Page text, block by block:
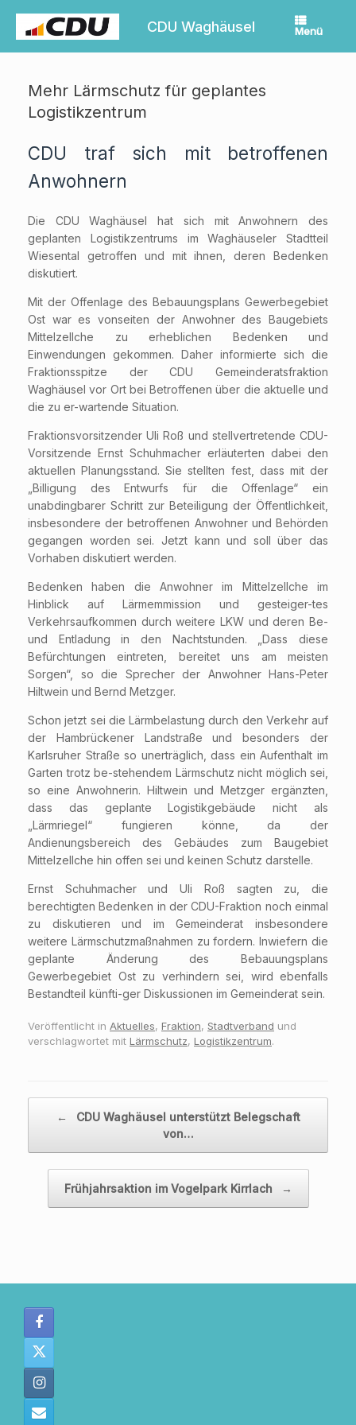
springen
CDU Waghäusel Menü
Mehr Lärmschutz für geplantes
Logistikzentrum
CDU traf sich mit betroffenen
Anwohnern
Die CDU Waghäusel hat sich mit Anwohnern des
geplanten Logistikzentrums im Waghäuseler Stadtteil
Wiesental getroffen und mit ihnen, deren Bedenken
diskutiert.
Mit der Offenlage des Bebauungsplans Gewerbegebiet
Ost war es vonseiten der Anwohner des Baugebiets
Mittelzellche zu erheblichen Bedenken und
Einwendungen gekommen. Daher informierte sich die
Fraktionsspitze der CDU Gemeinderatsfraktion
Waghäusel vor Ort bei Betroffenen über die aktuelle und
die zu er-wartende Situation.
Fraktionsvorsitzender Uli Roß und stellvertretende CDU-
Vorsitzende Ernst Schuhmacher erläuterten dabei den
aktuellen Planungsstand. Sie stellten fest, dass mit der
„Billigung des Entwurfs für die Offenlage“ ein
unabdingbarer Schritt zur Beteiligung der Öffentlichkeit,
insbesondere der betroffenen Anwohner und Behörden
gegangen worden sei. Jetzt kann und soll über das
Vorhaben diskutiert werden.
Bedenken haben die Anwohner im Mittelzellche im
Hinblick auf Lärmemmission und gesteiger-tes
Verkehrsaufkommen durch weitere LKW und deren Be-
und Entladung in den Nachtstunden. „Dass diese
Befürchtungen eintreten, bereitet uns am meisten
Sorgen“, so die Sprecher der Anwohner Hans-Peter
Hiltwein und Bernd Metzger.
Schon jetzt sei die Lärmbelastung durch den Verkehr auf
der Hambrückener Landstraße und besonders der
Karlsruher Straße so unerträglich, dass ein Aufenthalt im
Garten trotz be-stehendem Lärmschutz nicht möglich sei,
so eine Anwohnerin. Hiltwein und Metzger ergänzten,
dass das geplante Logistikgebäude nicht als
„Lärmriegel“ fungieren könne, da der
Andienungsbereich des Gebäudes zum Baugebiet
Mittelzellche hin offen sei und keinen Schutz darstelle.
Ernst Schuhmacher und Uli Roß sagten zu, die
berechtigten Bedenken in der CDU-Fraktion noch einmal
zu diskutieren und im Gemeinderat insbesondere
weitere Lärmschutzmaßnahmen zu fordern. Inwiefern die
geplante Änderung des Bebauungsplans
Gewerbegebiet Ost zu verhindern sei, wird ebenfalls
Bestandteil künfti-ger Diskussionen im Gemeinderat sein.
Veröffentlicht in Aktuelles, Fraktion, Stadtverband und
verschlagwortet mit Lärmschutz, Logistikzentrum.
←
CDU Waghäusel unterstützt Belegschaft
von…
Frühjahrsaktion im Vogelpark Kirrlach →